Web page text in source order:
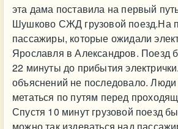
эта дама поставила на первый
Шушково СЖД грузовой поезд.На
пассажиры, которые ожидали
Ярославля в Александров. Поезд
22 минуты до прибытия
объяснений не последовало.
метаться по путям перед
Спустя 10 минут грузовой поезд